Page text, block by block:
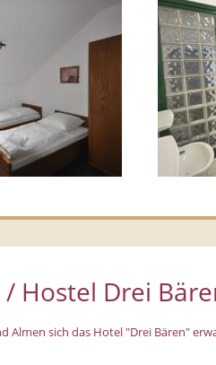
Hostel Drei
sich das Hotel "Drei Bären"